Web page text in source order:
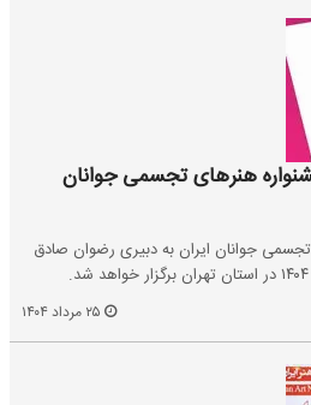
هنرهای تجسمی جوانان
جوانان ایران به دبیری رضوان صادق